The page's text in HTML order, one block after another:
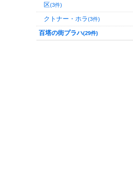
区(3件)
クトナー・ホラ(3件)
百塔の街プラハ(29件)